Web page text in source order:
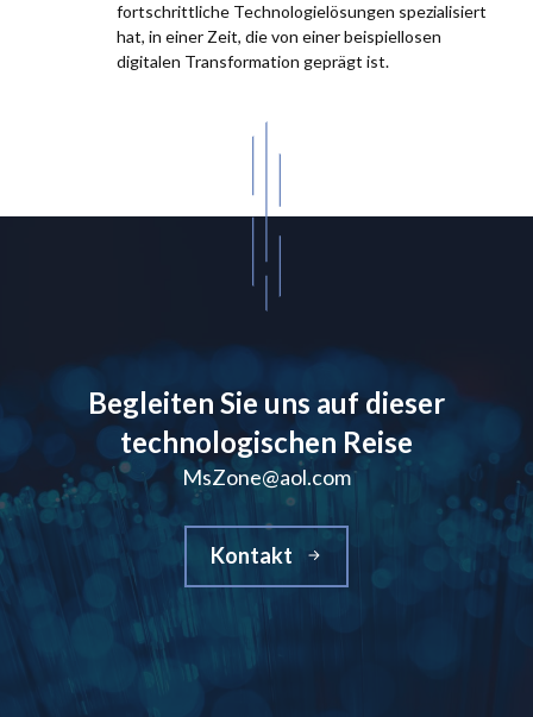
fortschrittliche Technologielösungen spezialisiert
hat, in einer Zeit, die von einer beispiellosen
digitalen Transformation geprägt ist.
Begleiten Sie uns auf dieser
technologischen Reise
MsZone@aol.com
Kontakt